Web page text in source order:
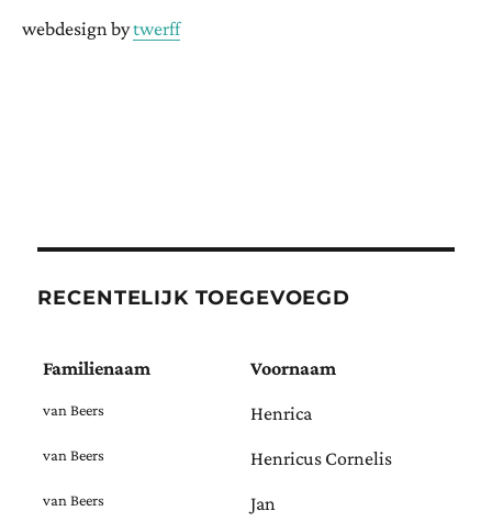
webdesign bytwerff
RECENTELIJK TOEGEVOEGD
Familienaam Voornaam
van Beers Henrica
van Beers Henricus Cornelis
van Beers Jan